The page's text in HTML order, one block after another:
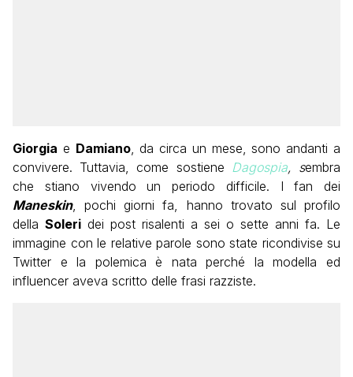
Giorgia e Damiano, da circa un mese, sono andanti a
convivere. Tuttavia, come sostiene Dagospia, sembra
che stiano vivendo un periodo difficile.
I fan dei
Maneskin, pochi giorni fa, hanno trovato sul profilo
della Soleri dei post risalenti a sei o sette anni fa. Le
immagine con le relative parole sono state ricondivise su
Twitter e la polemica è nata perché la modella ed
influencer aveva scritto delle frasi razziste.